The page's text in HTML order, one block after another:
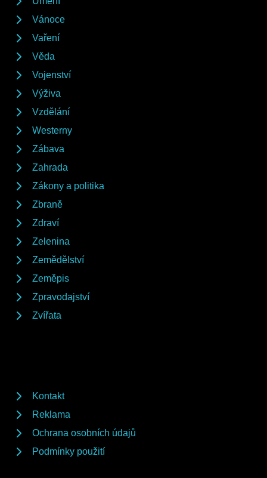
Vánoce
Vaření
Věda
Vojenství
Výživa
Vzdělání
Westerny
Zábava
Zahrada
Zákony a politika
Zbraně
Zdraví
Zelenina
Zemědělství
Zeměpis
Zpravodajství
Zvířata
Kontakt
Reklama
Ochrana osobních údajů
Podmínky použití